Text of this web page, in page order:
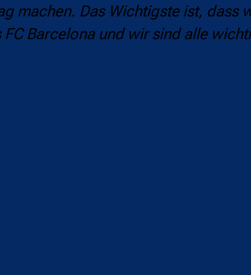
machen. Das Wichtigste ist, dass
Barcelona und wir sind alle